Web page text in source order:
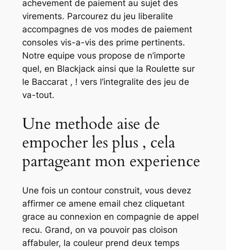
achevement de paiement au sujet des
virements. Parcourez du jeu liberalite
accompagnes de vos modes de paiement
consoles vis-a-vis des prime pertinents.
Notre equipe vous propose de n’importe
quel, en Blackjack ainsi que la Roulette sur
le Baccarat , ! vers l’integralite des jeu de
va-tout.
Une methode aise de
empocher les plus , cela
partageant mon experience
Une fois un contour construit, vous devez
affirmer ce amene email chez cliquetant
grace au connexion en compagnie de appel
recu. Grand, on va pouvoir pas cloison
affabuler, la couleur prend deux temps